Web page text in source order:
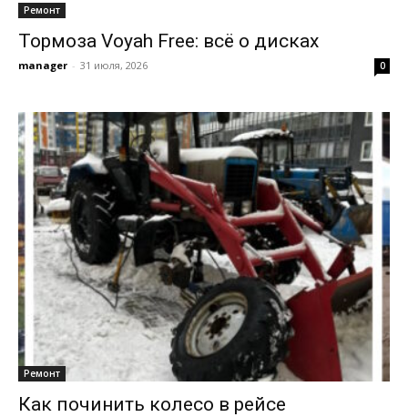
Ремонт
Тормоза Voyah Free: всё о дисках
manager - 31 июля, 2026 0
Ремонт
Как починить колесо в рейсе